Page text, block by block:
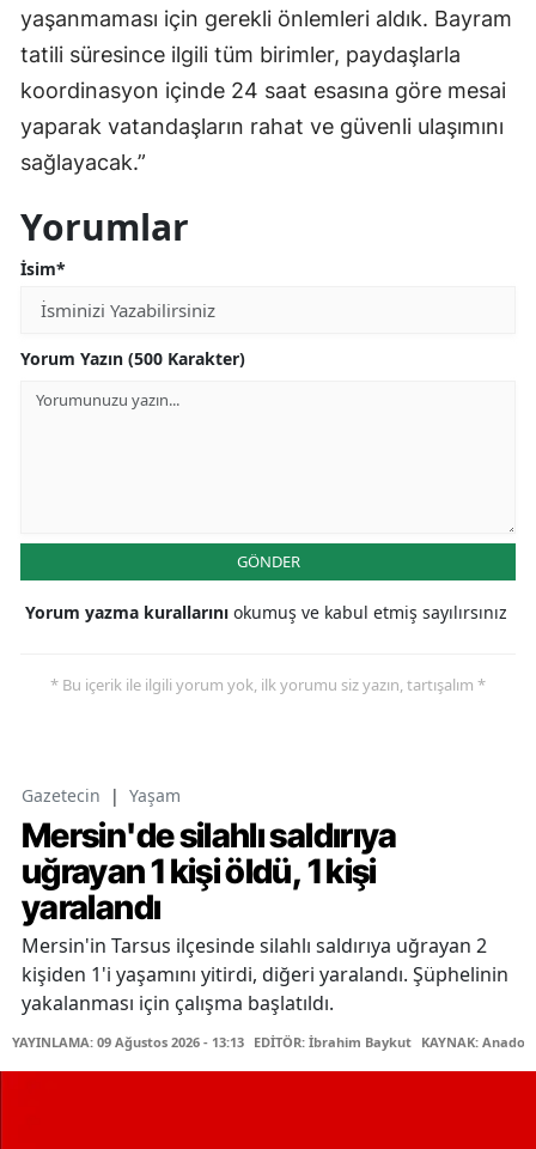
yaşanmaması için gerekli önlemleri aldık. Bayram
tatili süresince ilgili tüm birimler, paydaşlarla
koordinasyon içinde 24 saat esasına göre mesai
yaparak vatandaşların rahat ve güvenli ulaşımını
sağlayacak.”
Yorumlar
İsim*
Yorum Yazın (500 Karakter)
GÖNDER
Yorum yazma kurallarını okumuş ve kabul etmiş sayılırsınız
* Bu içerik ile ilgili yorum yok, ilk yorumu siz yazın, tartışalım *
Gazetecin | Yaşam
Mersin'de silahlı saldırıya
uğrayan 1 kişi öldü, 1 kişi
yaralandı
Mersin'in Tarsus ilçesinde silahlı saldırıya uğrayan 2
kişiden 1'i yaşamını yitirdi, diğeri yaralandı. Şüphelinin
yakalanması için çalışma başlatıldı.
YAYINLAMA: 09 Ağustos 2026 - 13:13 EDİTÖR: İbrahim Baykut KAYNAK: